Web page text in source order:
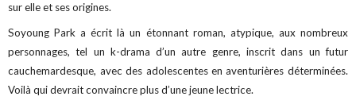
sur elle et ses origines.
Soyoung Park a écrit là un étonnant roman, atypique, aux nombreux
personnages, tel un k-drama d’un autre genre, inscrit dans un futur
cauchemardesque, avec des adolescentes en aventurières déterminées.
Voilà qui devrait convaincre plus d’une jeune lectrice.